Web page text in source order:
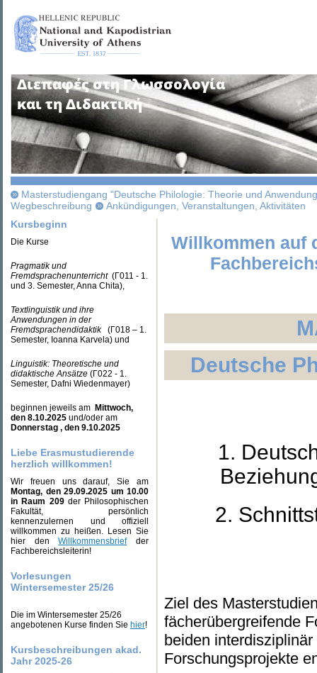
Masterstudiengang "Deutsche Philologie: Theorie und
Wegbeschreibung
Ankündigungen, Veranstaltungen, Aktivitäten
Kursbeginn
Die Kurse
Pragmatik und
Fremdsprachenunterricht (Γ011 - 1.
und 3. Semester, Anna Chita),
Textlinguistik und ihre
Anwendungen in der
Fremdsprachendidaktik(Γ018 – 1.
Semester, Ioanna Karvela) und
Linguistik: Theoretische und
didaktische Ansätze (Γ022 - 1.
Semester, Dafni Wiedenmayer)
beginnen jeweils am Mittwoch,
den 8.10.2025 und/oder am
Donnerstag , den 9.10.2025
Liebe Erasmustudierende
herzlich willkommen!
Wir freuen uns darauf, Sie am
Montag, den 29.09.2025 um 10.00
in Raum 209der Philosophischen
Fakultät, persönlich
kennenzulernen und offiziell
willkommen zu heißen. Lesen Sie
hier denWillkommensbriefder
Fachbereichsleiterin!
Vorlesungen
Wintersemester 25/26
Die im Wintersemester 25/26
angebotenen Kurse finden Sie hier!
Kursbeschreibungen akad.
Jahr 2025-26
Willkommen auf
Deutsche
1.
2.
Ziel des
fächerübergreifende
beiden
Forschungsprojekte